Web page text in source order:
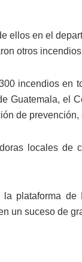
ellos en el
otros
incendios
Guatemala, el
de
locales
plataforma
un suceso de